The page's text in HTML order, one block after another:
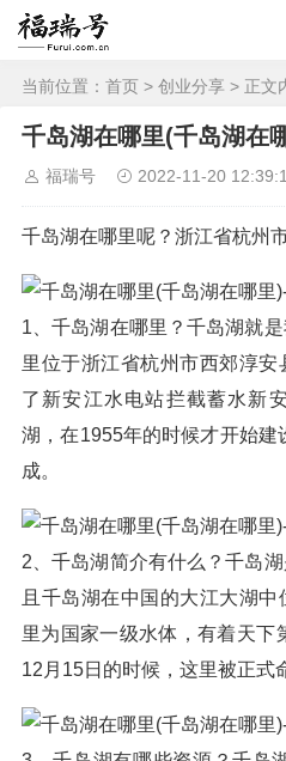
当前位置： 首页 > 创业分享 > 正文
千岛湖在哪里(千岛湖在
福瑞号 2022-11-20
千岛湖在哪里呢？浙江省杭州
1、千岛湖在哪里？千岛湖就
里位于浙江省杭州市西郊淳
了新安江水电站拦截蓄水新
湖，在1955年的时候才开始
成。
2、千岛湖简介有什么？千岛
且千岛湖在中国的大江大湖
里为国家一级水体，有着天下
12月15日的时候，这里被正式